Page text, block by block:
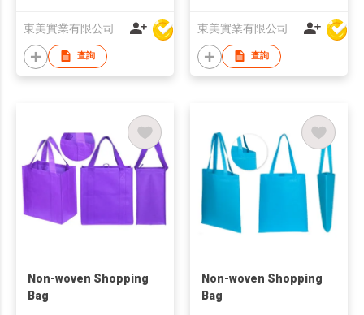
東美實業有限公司
查詢
東美實業有限公司
查詢
Non-woven Shopping
Bag
Non-woven Shopping
Bag